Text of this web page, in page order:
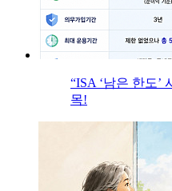
“ISA ‘남은 한도’
목!